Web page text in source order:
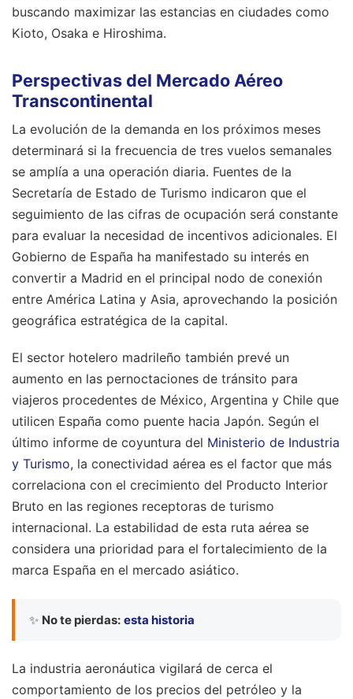
buscando maximizar las estancias en ciudades como
Kioto, Osaka e Hiroshima.
Perspectivas del Mercado Aéreo
Transcontinental
La evolución de la demanda en los próximos meses
determinará si la frecuencia de tres vuelos semanales
se amplía a una operación diaria. Fuentes de la
Secretaría de Estado de Turismo indicaron que el
seguimiento de las cifras de ocupación será constante
para evaluar la necesidad de incentivos adicionales. El
Gobierno de España ha manifestado su interés en
convertir a Madrid en el principal nodo de conexión
entre América Latina y Asia, aprovechando la posición
geográfica estratégica de la capital.
El sector hotelero madrileño también prevé un
aumento en las pernoctaciones de tránsito para
viajeros procedentes de México, Argentina y Chile que
utilicen España como puente hacia Japón. Según el
último informe de coyuntura del Ministerio de Industria
y Turismo, la conectividad aérea es el factor que más
correlaciona con el crecimiento del Producto Interior
Bruto en las regiones receptoras de turismo
internacional. La estabilidad de esta ruta aérea se
considera una prioridad para el fortalecimiento de la
marca España en el mercado asiático.
✨ No te pierdas: esta historia
La industria aeronáutica vigilará de cerca el
comportamiento de los precios del petróleo y la